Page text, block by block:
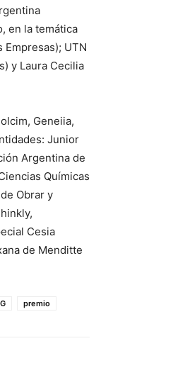
en la temática
UTN
y Laura Cecilia
Geneiia,
Junior
Argentina de
Químicas
Obrar y
Cesia
de Menditte
premio